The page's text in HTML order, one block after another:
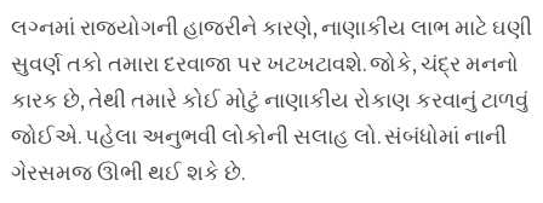
લગ્નમાં રાજયોગની હાજરીને કારણે, નાણાકીય લાભ માટે ઘણી
સુવર્ણ તકો તમારા દરવાજા પર ખટખટાવશે. જોકે, ચંદ્ર મનનો
કારક છે, તેથી તમારે કોઈ મોટું નાણાકીય રોકાણ કરવાનું ટાળવું
જોઈએ. પહેલા અનુભવી લોકોની સલાહ લો. સંબંધોમાં નાની
ગેરસમજ ઊભી થઈ શકે છે.